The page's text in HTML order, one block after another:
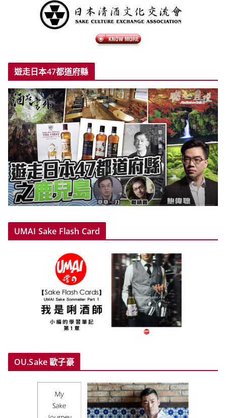
遊走日本47都道府縣
UMAI Sake Flash Card
OU.Sake 歐子豪